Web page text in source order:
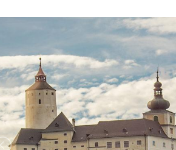
Képgaléria